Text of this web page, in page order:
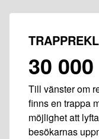
30
Till vänster om
finns en trappa
möjlighet att
besökarnas